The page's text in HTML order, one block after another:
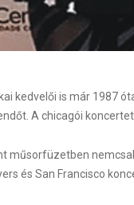
kedvelői is már 1987
A chicagói
műsorfüzetben
és San Francisco